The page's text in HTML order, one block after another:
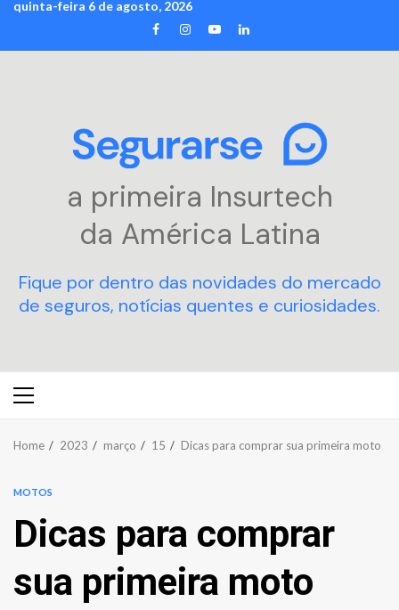
Skip
content
quinta-feira 6 de agosto, 2026
FACEBOOK
INSTAGRAM
YOUTUBE
LINKEDIN
a primeira Insurtech
da América Latina
Fique por dentro das novidades do mercado
de seguros, notícias quentes e curiosidades.
Primary
Home 2023 março 15 Dicas para comprar sua primeira moto
MOTOS
Dicas para comprar
sua primeira moto